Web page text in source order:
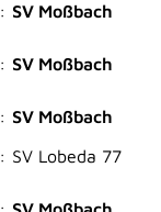
: SV Moßbach
: SV Moßbach
: SV Moßbach
: SV Lobeda 77